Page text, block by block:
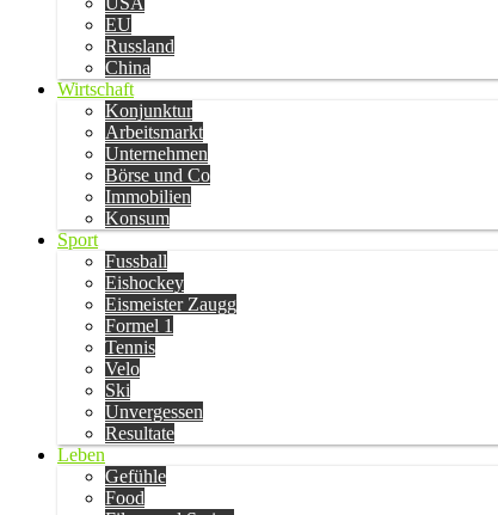
EU
Russland
China
Wirtschaft
Konjunktur
Arbeitsmarkt
Unternehmen
Börse und Co
Immobilien
Konsum
Sport
Fussball
Eishockey
Eismeister Zaugg
Formel 1
Tennis
Velo
Ski
Unvergessen
Resultate
Leben
Gefühle
Food